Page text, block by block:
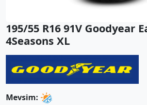
195/55 R16 91V Goodyear
4Seasons XL
Mevsim: